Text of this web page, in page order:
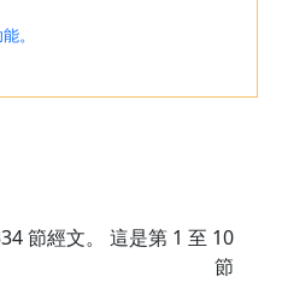
。
節經文。 這是第 1 至 10
節